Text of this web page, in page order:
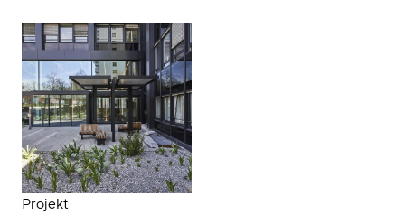
Projekt